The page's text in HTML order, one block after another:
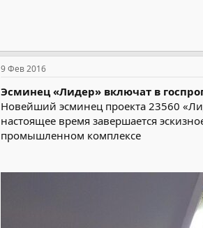
9 Фев 2016
Эсминец «Лидер» включат в
Новейший эсминец проекта 23560
настоящее время завершается
промышленном комплексе